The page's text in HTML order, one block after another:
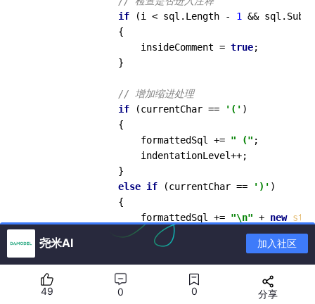
if (i < sql.Length - 1
&&
                {
                    insideComment =
true;
                }
// 增加缩进处理
if (currentChar == '(' )
                {
                    formattedSql +=
" (" ;
                    indentationLevel++;
                }
else if (currentChar == ')' )
                {
                    formattedSql +=
"\n" + new
                    indentationLevel--;
                }
else if (currentChar == ',')
                {
                    formattedSql +=
",\n" + new
尧米AI 加入社区
49 0
0 分享